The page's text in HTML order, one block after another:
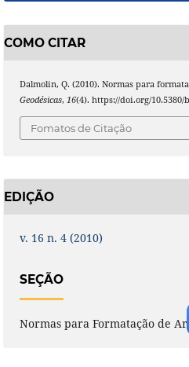
COMO CITAR
Dalmolin, Q. (2010). Normas para
Geodésicas, 16(4). https://doi.org/10.5380/
Fomatos de Citação
EDIÇÃO
v. 16 n. 4 (2010)
SEÇÃO
Normas para Formatação de